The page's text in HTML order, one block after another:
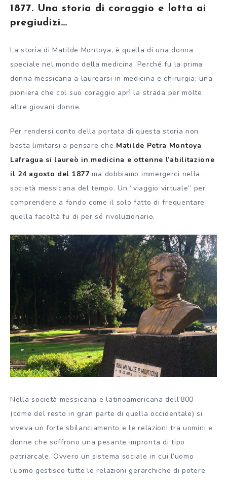
1877. Una storia di coraggio e lotta ai
pregiudizi…
La storia di Matilde Montoya, è quella di una donna
speciale nel mondo della medicina. Perché fu la prima
donna messicana a laurearsi in medicina e chirurgia; una
pioniera che col suo coraggio aprì la strada per molte
altre giovani donne.
Per rendersi conto della portata di questa storia non
basta limitarsi a pensare che Matilde Petra Montoya
Lafragua si laureò in medicina e ottenne l’abilitazione
il 24 agosto del 1877 ma dobbiamo immergerci nella
società messicana del tempo. Un “viaggio virtuale” per
comprendere a fondo come il solo fatto di frequentare
quella facoltà fu di per sé rivoluzionario.
Nella società messicana e latinoamericana dell’800
(come del resto in gran parte di quella occidentale) si
viveva un forte sbilanciamento e le relazioni tra uomini e
donne che soffrono una pesante impronta di tipo
patriarcale. Ovvero un sistema sociale in cui l’uomo
l’uomo gestisce tutte le relazioni gerarchiche di potere.